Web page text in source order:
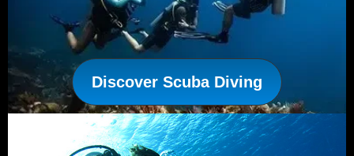
Discover Scuba Diving